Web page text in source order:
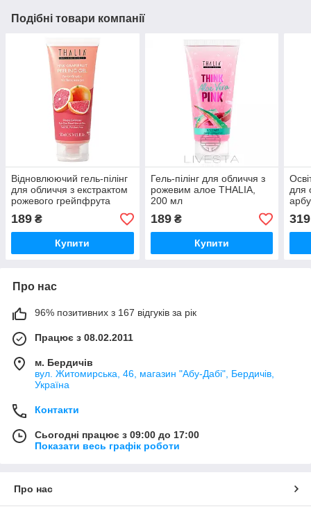
Подібні товари компанії
Відновлюючий гель-пілінг
для обличчя з екстрактом
рожевого грейпфрута
THALIA, 170 мл
189 ₴
Купити
Гель-пілінг для обличчя з
рожевим алое THALIA,
200 мл
189₴
Купити
для
319
Про нас
96% позитивних з 167 відгуків за рік
Працює з 08.02.2011
м. Бердичів
вул. Житомирська, 46, магазин "Абу-Дабі", Бердичів,
Україна
Контакти
Сьогодні працює з 09:00 до 17:00
Показати весь графік роботи
Про нас